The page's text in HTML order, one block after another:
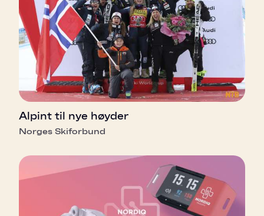
Alpint til nye høyder
Norges Skiforbund